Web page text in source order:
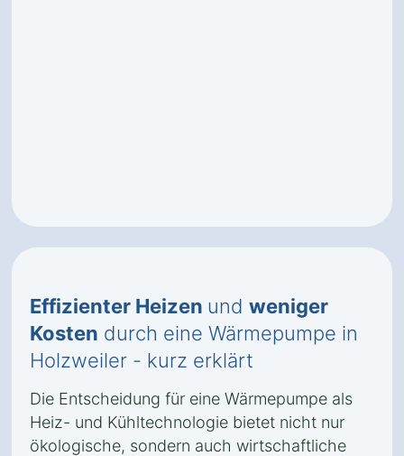
Effizienter Heizen und weniger
Kosten durch eine Wärmepumpe in
Holzweiler - kurz erklärt
Die Entscheidung für eine Wärmepumpe als
Heiz- und Kühltechnologie bietet nicht nur
ökologische, sondern auch wirtschaftliche